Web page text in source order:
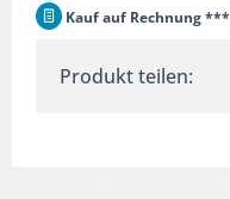
Kauf auf Rechnung ***
Produkt teilen: